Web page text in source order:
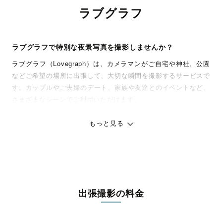
ラブグラフ
ラブグラフで特別な夜景写真を撮影しませんか？
ラブグラフ（Lovegraph）は、カメラマンがご自宅や神社、公園
などご希望の場所に出張して、大切な瞬間を撮影するサービスで
す。カップルやご夫婦のデート、家族や友達とのイベントなど、
ありのままの空気感を大切に、何十年経っても見返したくなるよ
ィを身につけたプロのカメラマンが全国47都道府県に在籍してい
もっと見る
出張撮影の料金